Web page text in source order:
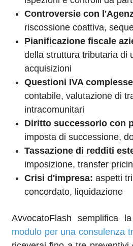
Controversie con
riscossione coattiva,
Pianificazione fiscale
della struttura tributaria di
acquisizioni
Questioni IVA
contabile, valutazione di
intracomunitari
Diritto successorio con
imposta di successione,
Tassazione di redditi
imposizione, transfer
Crisi d'impresa: aspetti
concordato, liquidazione
AvvocatoFlash semplifica
modulo per una consulenza